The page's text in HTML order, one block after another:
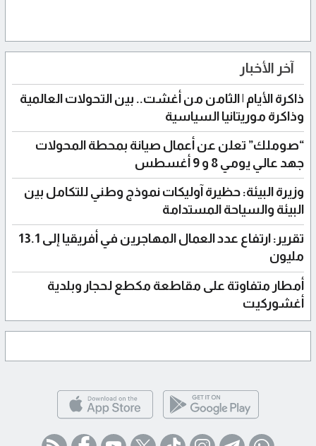
آخر الأخبار
ذاكرة الأيام | الثامن من أغشت.. بين التحولات العالمية
وذاكرة موريتانيا السياسية
“صوملك” تعلن عن أعمال صيانة بمحطة المحولات
جهد عالي يومي 8 و 9 أغسطس
وزيرة البيئة: حظيرة آوليكات نموذج وطني للتكامل بين
البيئة والسياحة المستدامة
تقرير: ارتفاع عدد العمال المهاجرين في أفريقيا إلى 13.1
مليون
أمطار متفاوتة على مقاطعة مكطع لحجار وبلدية
أغشوركيت